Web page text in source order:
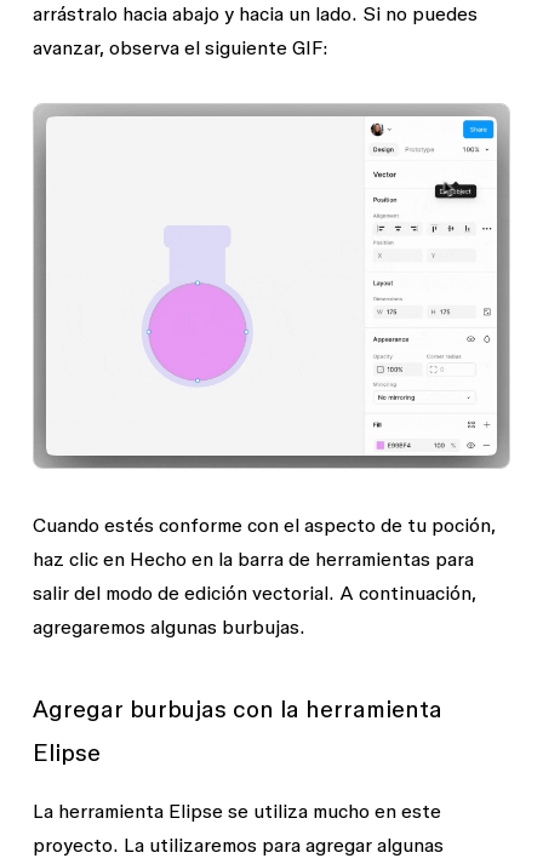
arrástralo hacia abajo y hacia un lado. Si no puedes
avanzar, observa el siguiente GIF:
Cuando estés conforme con el aspecto de tu poción,
haz clic en Hecho en la barra de herramientas para
salir del modo de edición vectorial. A continuación,
agregaremos algunas burbujas.
Agregar burbujas con la herramienta
Elipse
La herramienta Elipsese utiliza mucho en este
proyecto. La utilizaremos para agregar algunas